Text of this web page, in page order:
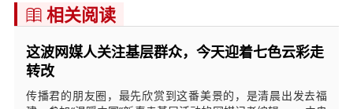
 相关阅读
这波网媒人关注基层群众，今天迎着七色云彩走
转改
传播君的朋友圈，最先欣赏到这番美景的，是清晨出发去福